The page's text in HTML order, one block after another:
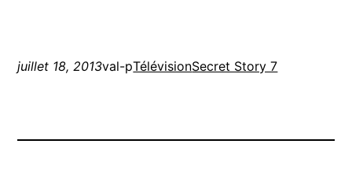
juillet 18, 2013val-pTélévisionSecret Story 7